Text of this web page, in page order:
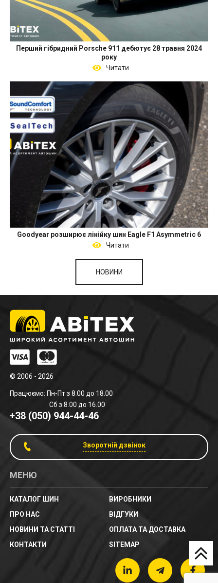
Перший гібридний Porsche 911 дебютує 28 травня 2024
року
Читати
Goodyear розширює лінійку шин Eagle F1 Asymmetric 6
Читати
НОВИНИ
© 2006 - 2026
Працюємо: Пн-Пт з 8.00 до 18.00
Сб з 8.00 до 16.00
+38 (050) 944-44-46
Зворотній дзвінок
МЕНЮ
КАТАЛОГ ШИН
ВИРОБНИКИ
ПРО НАС
ВІДГУКИ
НОВИНИ ТА СТАТТІ
ОПЛАТА ТА ДОСТАВКА
КОНТАКТИ
SITEMAP